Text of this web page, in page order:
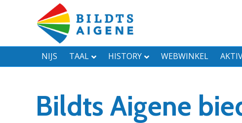
NIJS TAAL HISTORY WEBWINKEL
Bildts Aigene